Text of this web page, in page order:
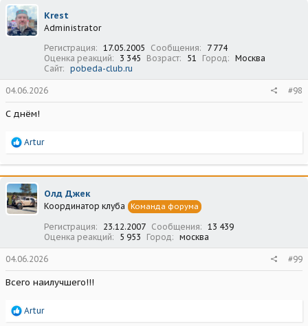
ц
и
и
Krest
Administrator
Регистрация
17.05.2005 Сообщения
7 774
Оценка реакций
3 345 Возраст 51 Город
Москва
Сайт
pobeda-club.ru
04.06.2026 #98
С днём!
Р
а
к
ц
и
и
Artur
Олд Джек
Координатор клуба Команда форума
Регистрация 23.12.2007 Сообщения
13 439
Оценка реакций
5 953 Город москва
04.06.2026 #99
Всего наилучшего!!!
Р
Artur